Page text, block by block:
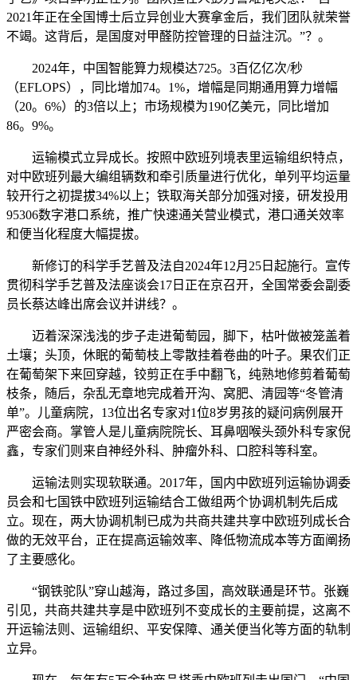
2021年正在全国博士后立异创业大赛拿金后，我们团队就荣誉
不竭。这背后，是国度对甲醛防控管理的日益注沉。”？。
2024年，中国智能算力规模达725。3百亿亿次/秒
（EFLOPS），同比增加74。1%，增幅是同期通用算力增幅
（20。6%）的3倍以上；市场规模为190亿美元，同比增加
86。9%。
运输模式立异成长。按照中欧班列境表里运输组织特点，
对中欧班列最大编组辆数和牵引质量进行优化，单列平均运量
较开行之初提拔34%以上；铁取海关部分加强对接，研发投用
95306数字港口系统，推广快速通关营业模式，港口通关效率
和便当化程度大幅提拔。
新修订的科学手艺普及法自2024年12月25日起施行。宣传
贯彻科学手艺普及法座谈会17日正在京召开，全国常委会副委
员长蔡达峰出席会议并讲线？。
迈着深深浅浅的步子走进葡萄园，脚下，枯叶做被笼盖着
土壤；头顶，休眠的葡萄枝上零散挂着卷曲的叶子。果农们正
在葡萄架下来回穿越，铰剪正在手中翻飞，纯熟地修剪着葡萄
枝条，随后，杂乱无章地完成着开沟、窝肥、清园等“冬管清
单”。儿童病院，13位出名专家对1位8岁男孩的疑问病例展开
严密会商。掌管人是儿童病院院长、耳鼻咽喉头颈外科专家倪
鑫，专家们则来自神经外科、肿瘤外科、口腔科等科室。
运输法则实现软联通。2017年，国内中欧班列运输协调委
员会和七国铁中欧班列运输结合工做组两个协调机制先后成
立。现在，两大协调机制已成为共商共建共享中欧班列成长合
做的无效平台，正在提高运输效率、降低物流成本等方面阐扬
了主要感化。
“钢铁驼队”穿山越海，路过多国，高效联通是环节。张巍
引见，共商共建共享是中欧班列不变成长的主要前提，这离不
开运输法则、运输组织、平安保障、通关便当化等方面的轨制
立异。